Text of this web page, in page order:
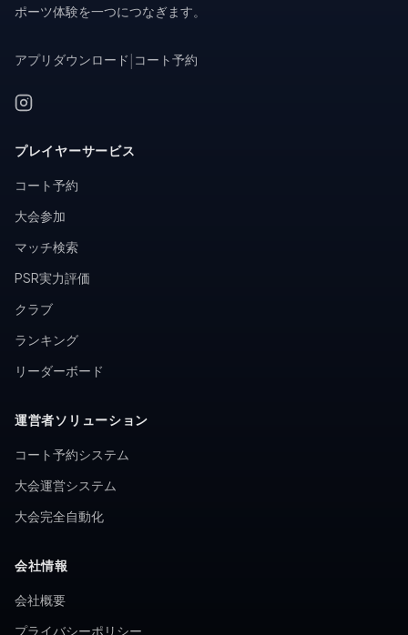
ポーツ体験を一つにつなぎます。
アプリダウンロード コート予約
プレイヤーサービス
コート予約
大会参加
マッチ検索
PSR実力評価
クラブ
ランキング
リーダーボード
運営者ソリューション
コート予約システム
大会運営システム
大会完全自動化
会社情報
会社概要
プライバシーポリシー